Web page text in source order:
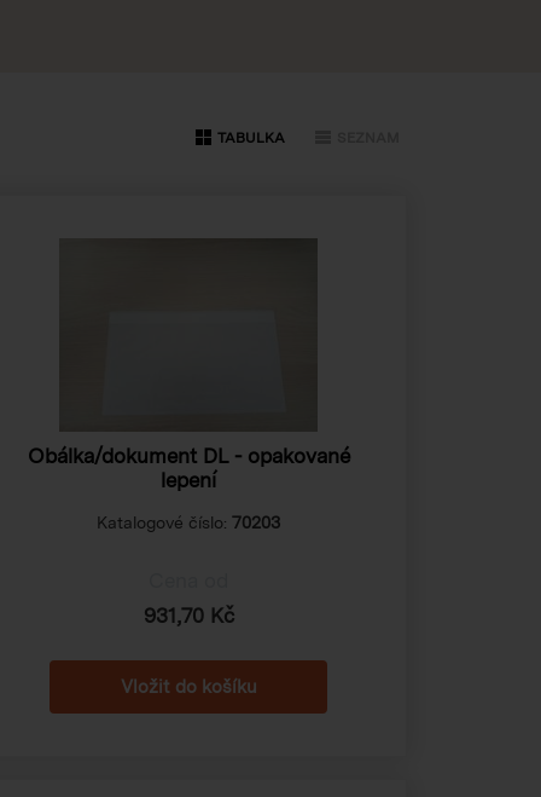
TABULKA
Obálka/dokument DL - opakované
lepení
Katalogové číslo: 70203
931,70 Kč